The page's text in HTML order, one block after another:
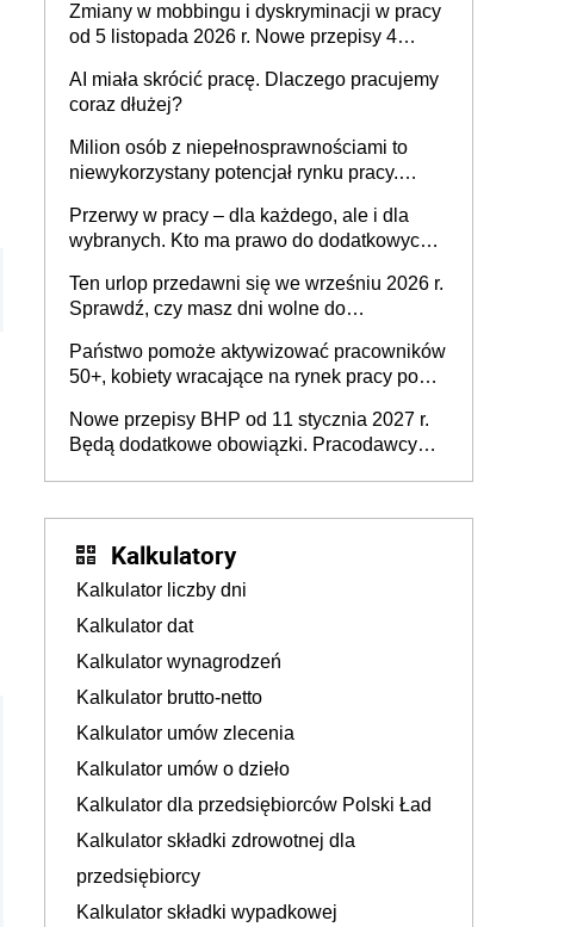
Zmiany w mobbingu i dyskryminacji w pracy
od 5 listopada 2026 r. Nowe przepisy 4
Ustaw
AI miała skrócić pracę. Dlaczego pracujemy
coraz dłużej?
Milion osób z niepełnosprawnościami to
niewykorzystany potencjał rynku pracy.
dofinansowań czy refundacji, ale bariery po
stronie systemu i świadomości
pracodawców [WYWIAD]
Przerwy w pracy – dla każdego, ale i dla
wybranych. Kto ma prawo do dodatkowych
Ten urlop przedawni się we wrześniu 2026 r.
Sprawdź, czy masz dni wolne do
Państwo pomoże aktywizować pracowników
50+, kobiety wracające na rynek pracy po
osoby neuroatypowe. Powstanie Fundusz
na rzecz Inkluzywności w Zatrudnianiu?
Nowe przepisy BHP od 11 stycznia 2027 r.
Będą dodatkowe obowiązki. Pracodawcy
Kalkulatory
Kalkulator liczby dni
Kalkulator dat
Kalkulator wynagrodzeń
Kalkulator brutto-netto
Kalkulator umów zlecenia
Kalkulator umów o dzieło
Kalkulator dla przedsiębiorców Polski Ład
Kalkulator składki zdrowotnej dla
przedsiębiorcy
Kalkulator składki wypadkowej